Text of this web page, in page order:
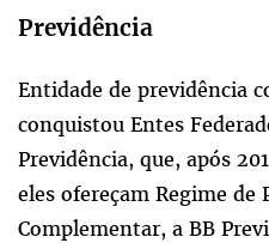
Previdência
Entidade de previdência
conquistou Entes
Previdência, que, após
eles ofereçam Regime de
Complementar, a BB